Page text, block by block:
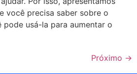
você precisa saber sobre o
usá-la para aumentar o
Próximo →